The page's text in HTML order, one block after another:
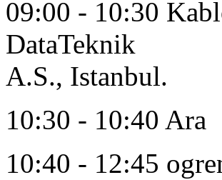
09:00 - 10:30
DataTeknik
A.S., Istanbul.
10:30 - 10:40 Ara
10:40 - 12:45